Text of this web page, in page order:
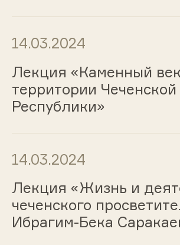
14.03.2024
Лекция «Каменный
территории Чеченской
Республики»
14.03.2024
Лекция «Жизнь и
чеченского
Ибрагим-Бека